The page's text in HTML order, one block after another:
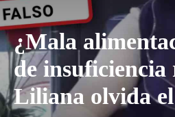
¿Mala
de insuficiencia
Liliana olvida